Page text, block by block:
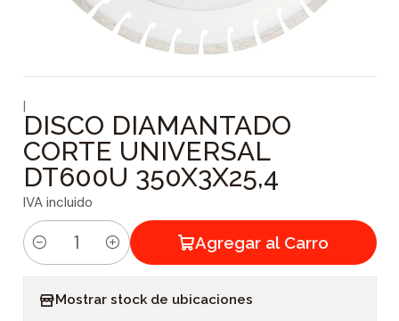
|
DISCO DIAMANTADO
CORTE UNIVERSAL
DT600U 350X3X25,4
IVA incluido
C
Agregar al Carro
Mostrar stock de ubicaciones